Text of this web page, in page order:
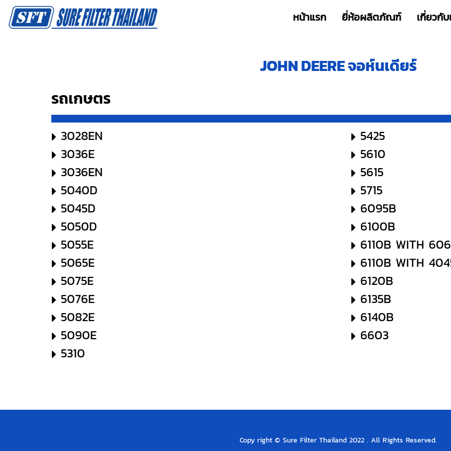
หน้าแรก ยี่ห้อผลิตภัณฑ์ เกี่ยวกับ
JOHN DEEREจอห์นเดียร์
รถเกษตร
3028EN
3036E
3036EN
5040D
5045D
5050D
5055E
5065E
5075E
5076E
5082E
5090E
5310
5425
5610
5615
5715
6095B
6100B
6110B WITH
6110B WITH
6120B
6135B
6140B
6603
Copy right © Sure Filter Thailand 2022 . All Rights Reserved.